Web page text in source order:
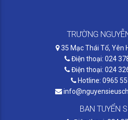
TRƯỜNG
35 Mạc Thái Tổ, Yên
Điện thoại: 024
Điện thoại: 024
Hotline: 0965
BAN TUYỂN